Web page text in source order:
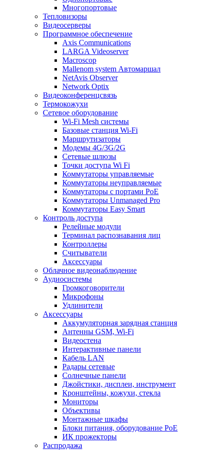
Многопортовые
Тепловизоры
Видеосерверы
Программное обеспечение
Axis Communications
LARGA Videoserver
Macroscop
Mallenom system Автомаршал
NetAvis Observer
Network Optix
Видеоконференцсвязь
Термокожухи
Сетевое оборудование
Wi-Fi Mesh системы
Базовые станция Wi-Fi
Маршрутизаторы
Модемы 4G/3G/2G
Сетевые шлюзы
Точки доступа Wi Fi
Коммутаторы управляемые
Коммутаторы неуправляемые
Коммутаторы с портами PoE
Коммутаторы Unmanaged Pro
Коммутаторы Easy Smart
Контроль доступа
Релейные модули
Терминал распознавания лиц
Контроллеры
Считыватели
Аксессуары
Облачное видеонаблюдение
Аудиосистемы
Громкоговорители
Микрофоны
Удлинители
Аксессуары
Аккумуляторная зарядная станция
Антенны GSM, Wi-Fi
Видеостена
Интерактивные панели
Кабель LAN
Радары сетевые
Солнечные панели
Джойстики, дисплеи, инструмент
Кронштейны, кожухи, стекла
Мониторы
Объективы
Монтажные шкафы
Блоки питания, оборудование PoE
ИК прожекторы
Распродажа